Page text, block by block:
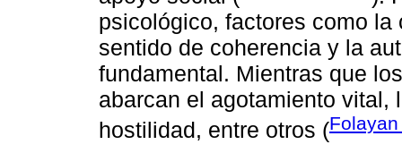
psicológico, factores como
sentido de coherencia y la
fundamental. Mientras que
abarcan el agotamiento vital,
hostilidad, entre otros (